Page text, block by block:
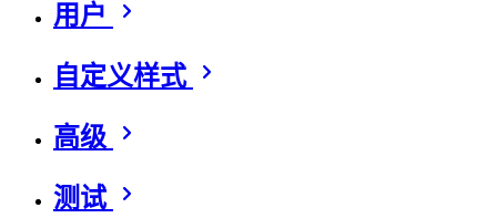
用户
自定义样式
高级
测试